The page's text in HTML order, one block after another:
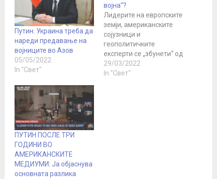
Путин: Украина треба да
нареди предавање на
војниците во Азов
05/05/2022
In "Свет"
војна“?
Лидерите на европските
земји, американските
сојузници и
геополитичките
експерти се „збунети“ од
изјавите на
американскиот
29/03/2022
In "Свет"
ПУТИН ПОСЛЕ ТРИ
ГОДИНИ ВО
АМЕРИКАНСКИТЕ
МЕДИУМИ: Ја објаснува
основната разлика